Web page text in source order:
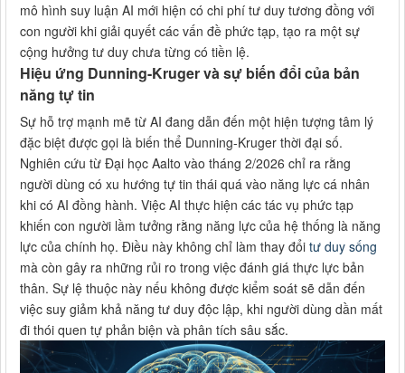
mô hình suy luận AI mới hiện có chi phí tư duy tương đồng với
con người khi giải quyết các vấn đề phức tạp, tạo ra một sự
cộng hưởng tư duy chưa từng có tiền lệ.
Hiệu ứng Dunning-Kruger và sự biến đổi của bản
năng tự tin
Sự hỗ trợ mạnh mẽ từ AI đang dẫn đến một hiện tượng tâm lý
đặc biệt được gọi là biến thể Dunning-Kruger thời đại số.
Nghiên cứu từ Đại học Aalto vào tháng 2/2026 chỉ ra rằng
người dùng có xu hướng tự tin thái quá vào năng lực cá nhân
khi có AI đồng hành. Việc AI thực hiện các tác vụ phức tạp
khiến con người lầm tưởng rằng năng lực của hệ thống là năng
lực của chính họ. Điều này không chỉ làm thay đổi tư duy sống
mà còn gây ra những rủi ro trong việc đánh giá thực lực bản
thân. Sự lệ thuộc này nếu không được kiểm soát sẽ dẫn đến
việc suy giảm khả năng tư duy độc lập, khi người dùng dần mất
đi thói quen tự phản biện và phân tích sâu sắc.